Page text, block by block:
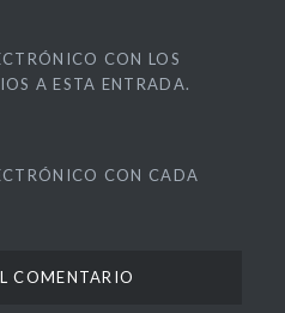
CON LOS
A ESTA ENTRADA.
CON CADA